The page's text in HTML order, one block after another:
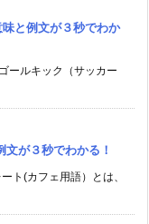
味と例文が３秒でわか
ールキック（サッカー
文が３秒でわかる！
ト(カフェ用語）とは、